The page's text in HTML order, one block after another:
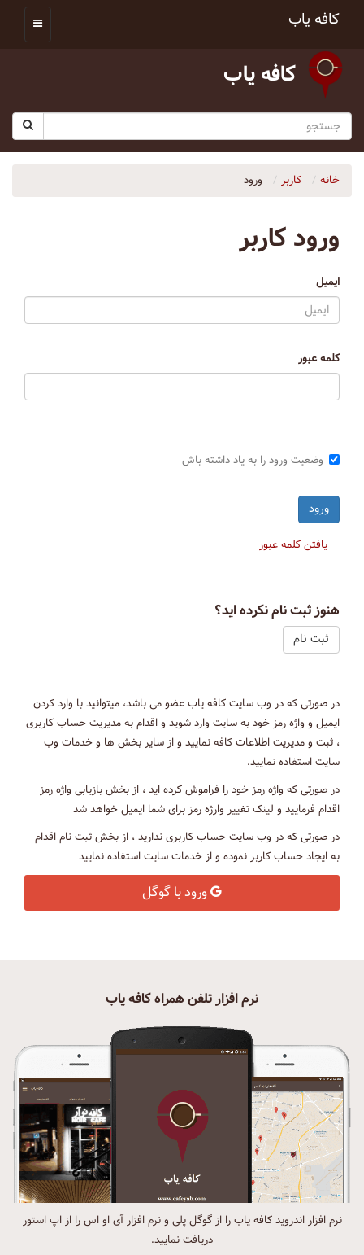
کافه یاب
کافه یاب
خانه کاربر ورود
ورود کاربر
ایمیل
کلمه عبور
وضعیت ورود را به یاد داشته باش
یافتن کلمه عبور
هنوز ثبت نام نکرده اید؟
ثبت نام
در صورتی که در وب سایت کافه یاب عضو می باشد، میتوانید با وارد کردن
ایمیل و واژه رمز خود به سایت وارد شوید و اقدام به مدیریت حساب کاربری
، ثبت و مدیریت اطلاعات کافه نمایید و از سایر بخش ها و خدمات وب
سایت استفاده نمایید.
در صورتی که واژه رمز خود را فراموش کرده اید ، از بخش بازیابی واژه رمز
اقدام فرمایید و لینک تغییر وارژه رمز برای شما ایمیل خواهد شد
در صورتی که در وب سایت حساب کاربری ندارید ، از بخش ثبت نام اقدام
به ایجاد حساب کاربر نموده و از خدمات سایت استفاده نمایید
ورود با گوگل
نرم افزار تلفن همراه کافه یاب
نرم افزار اندروید کافه یاب را از گوگل پلی و نرم افزار آی او اس را از اپ استور
دریافت نمایید.